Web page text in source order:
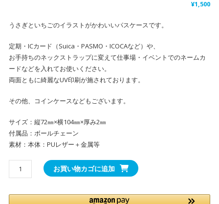
¥1,500
うさぎといちごのイラストがかわいいパスケースです。
定期・ICカード（Suica・PASMO・ICOCAなど）や、
お手持ちのネックストラップに変えて仕事場・イベントでのネームカ
ードなどを入れてお使いください。
両面ともに綺麗なUV印刷が施されております。
その他、コインケースなどもございます。
サイズ：縦72㎜×横104㎜×厚み2㎜
付属品：ボールチェーン
素材：本体：PUレザー＋金属等
わ
い
お買い物カゴに追加